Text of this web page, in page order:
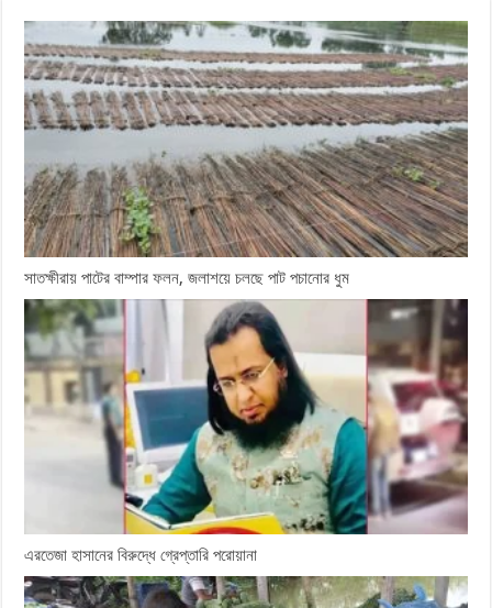
সাতক্ষীরায় পাটের বাম্পার ফলন, জলাশয়ে চলছে পাট পচানোর ধুম
এরতেজা হাসানের বিরুদ্ধে গ্রেপ্তারি পরোয়ানা